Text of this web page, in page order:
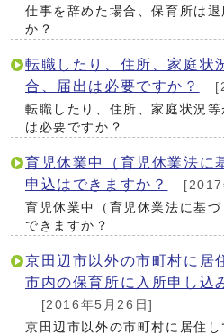
仕事を辞めた場合、保育所は
か？
転職したり、住所、家庭状
合、届出は必要ですか？
転職したり、住所、家庭状況
は必要ですか？
育児休業中（育児休業法に
申込はできますか？
育児休業中（育児休業法に基
できますか？
京田辺市以外の市町村に居
市内の保育所に入所申し込
[2016年5月26日]
京田辺市以外の市町村に居住